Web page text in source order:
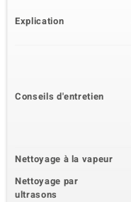
Explication
Conseils d'entretien
Nettoyage à la vapeur
Nettoyage par
ultrasons